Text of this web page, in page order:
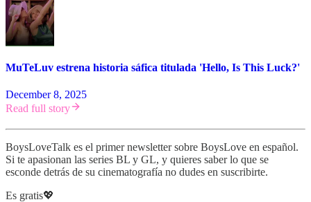
MuTeLuv estrena historia sáfica titulada 'Hello, Is This Luck?'
December 8, 2025
Read full story
BoysLoveTalk es el primer newsletter sobre BoysLove en español.
Si te apasionan las series BL y GL, y quieres saber lo que se
esconde detrás de su cinematografía no dudes en suscribirte.
Es gratis💖